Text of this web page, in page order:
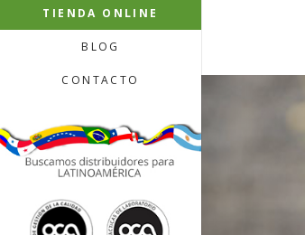
TIENDA ONLINE
BLOG
CONTACTO